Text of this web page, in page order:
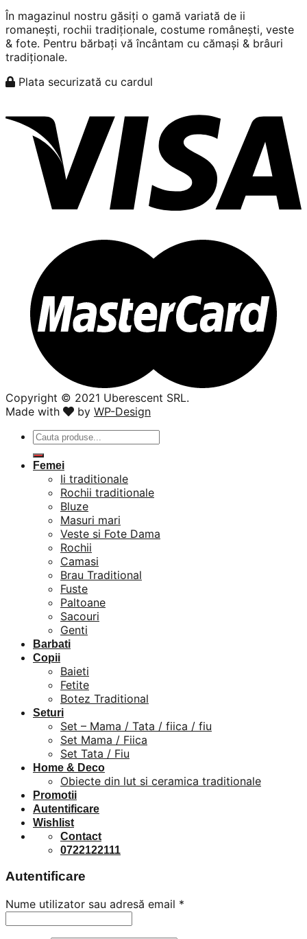
În magazinul nostru găsiți o gamă variată de ii
romanești, rochii tradiționale, costume românești, veste
& fote. Pentru bărbați vă încântam cu cămași & brâuri
tradiționale.
Plata securizată cu cardul
Copyright ©️ 2021 Uberescent SRL.
Made with
by WP-Design
Caută
după:
Femei
Ii traditionale
Rochii traditionale
Bluze
Masuri mari
Veste si Fote Dama
Rochii
Camasi
Brau Traditional
Fuste
Paltoane
Sacouri
Genti
Barbati
Copii
Baieti
Fetite
Botez Traditional
Seturi
Set – Mama / Tata / fiica / fiu
Set Mama / Fiica
Set Tata / Fiu
Home & Deco
Obiecte din lut si ceramica traditionale
Promotii
Autentificare
Wishlist
Contact
0722122111
Autentificare
Nume utilizator sau adresă email *